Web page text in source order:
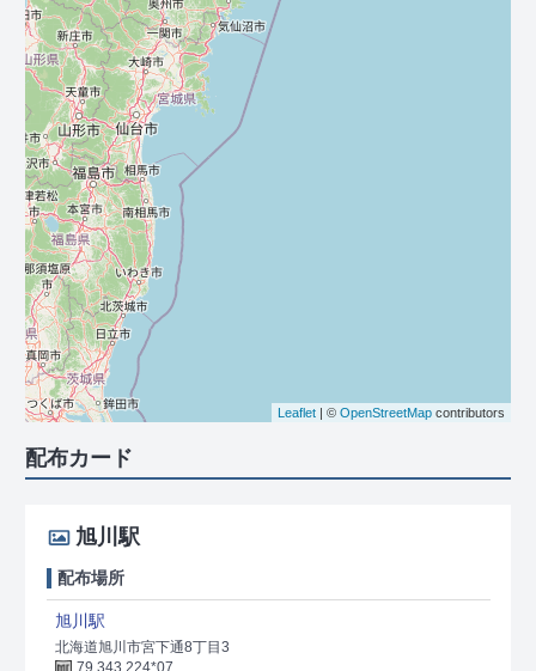
Leaflet | © OpenStreetMap contributors
配布カード
旭川駅
配布場所
旭川駅
北海道旭川市宮下通8丁目3